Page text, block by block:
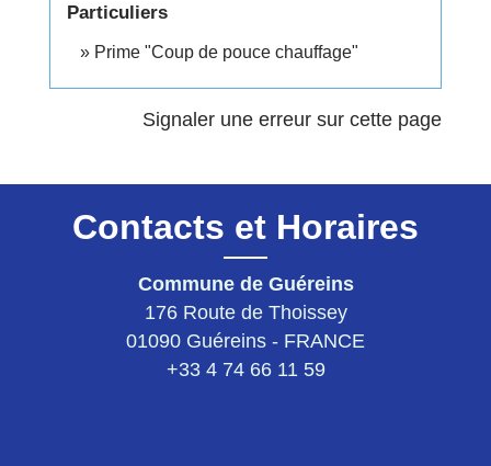
Particuliers
Prime "Coup de pouce chauffage"
Signaler une erreur sur cette page
Contacts et Horaires
Commune de Guéreins
176 Route de Thoissey
01090 Guéreins - FRANCE
+33 4 74 66 11 59